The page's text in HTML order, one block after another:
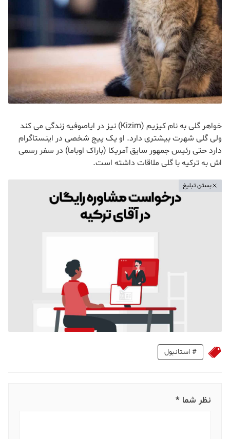
خواهر گلی به نام کیزیم (Kizim) نیز در ایاصوفیه زندگی می کند
ولی گلی شهرت بیشتری دارد. او یک پیج شخصی در اینستاگرام
دارد حتی رئیس جمهور سایق آمریکا (باراک اوباما) در سفر رسمی
اش به ترکیه با گلی ملاقات داشته است.
بستن تبلیغ
# استانبول
نظر شما *